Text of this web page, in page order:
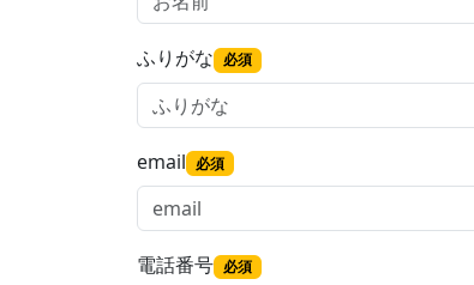
ふりがな 必須
email 必須
電話番号 必須